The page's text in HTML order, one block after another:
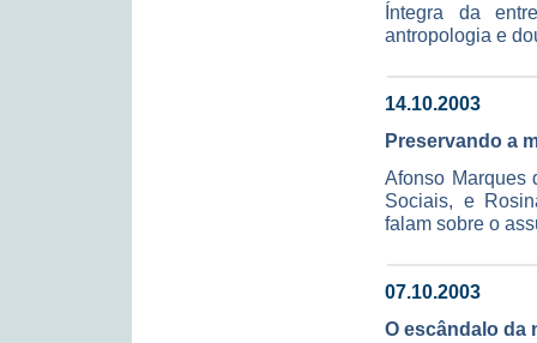
Íntegra da
antropologia e
14.10.2003
Preservando a
Afonso Marques
Sociais, e
falam sobre o
07.10.2003
O escândalo da